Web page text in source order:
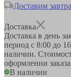
Доставим
Доставка
Доставка в день
период с 8:00 до
наличии.
оформлении
В наличии